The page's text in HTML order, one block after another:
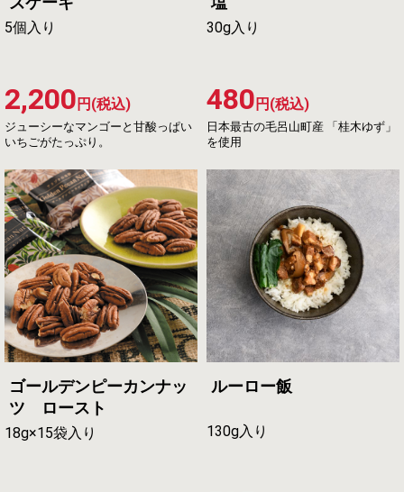
5個入り
ジューシーなマンゴーと甘酸っぱい
いちごがたっぷり。
2,200 円(税込)
30g入り
日本最古の毛呂山町産 「桂木ゆず」
を使用
480 円(税込)
ゴールデンピーカンナッ
ツ ロースト
18g×15袋入り
ルーロー飯
130g入り